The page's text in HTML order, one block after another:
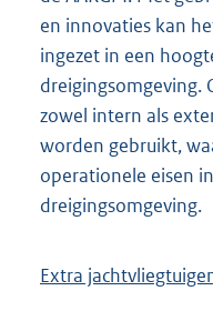
en innovaties kan
ingezet in een
dreigingsomgeving.
zowel intern als
worden gebruikt,
operationele eisen
dreigingsomgeving.
Extra